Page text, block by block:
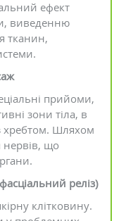
ефект
виведенню
тканин,
прийоми,
зони тіла, в
хребтом. Шляхом
що
реліз)
клітковину.